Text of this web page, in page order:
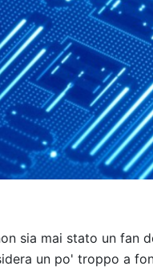
sia mai stato un fan
un po' troppo a